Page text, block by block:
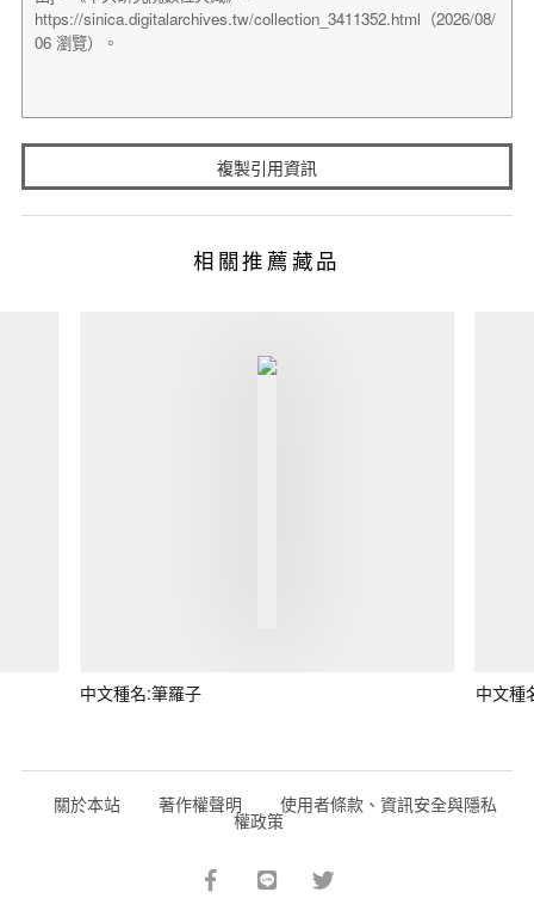
複製引用資訊
相關推薦藏品
中文種名:筆羅子 中文種
關於本站 著作權聲明 使用者條款、資訊安全與隱私
權政策